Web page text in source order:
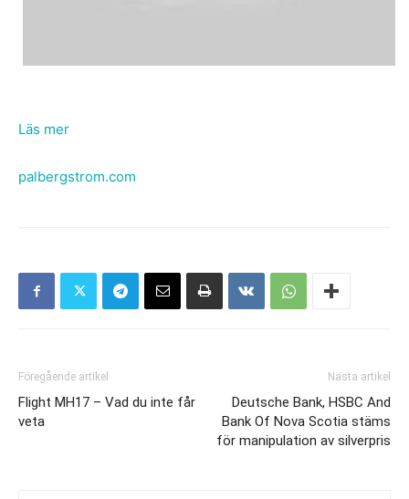
Läs mer
palbergstrom.com
Föregående artikel
Flight MH17 – Vad du inte får
veta
Nästa artikel
Deutsche Bank, HSBC And
Bank Of Nova Scotia stäms
för manipulation av silverpris